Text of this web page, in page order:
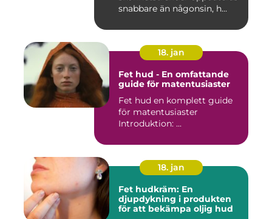
snabbare än någonsin, h...
18. jan
Fet hud - En omfattande
guide för matentusiaster
Fet hud en komplett guide
för matentusiaster
Introduktion: ...
18. jan
Fet hudkräm: En
djupdykning i produkten
för att bekämpa oljig hud